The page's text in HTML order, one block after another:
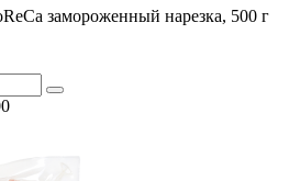
замороженный нарезка, 500 г